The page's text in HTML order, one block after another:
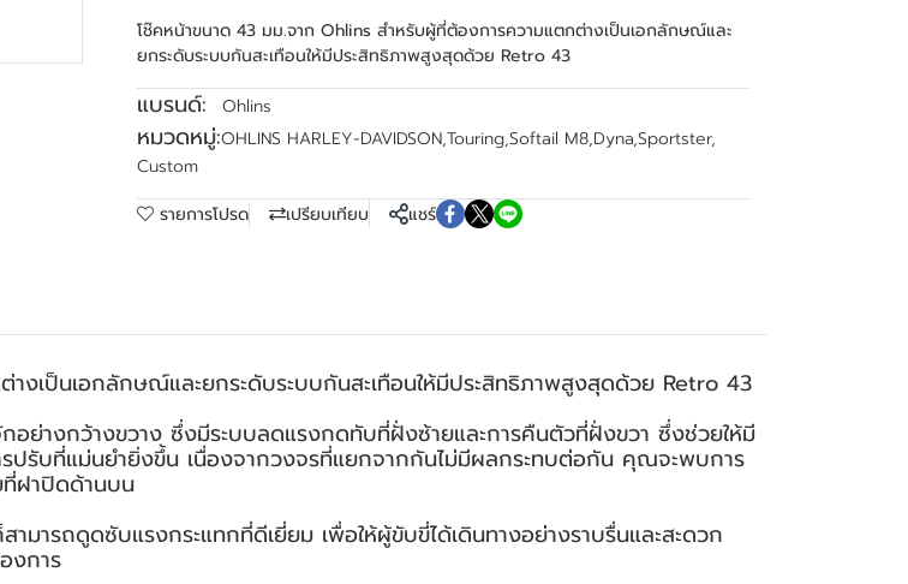
โช๊คหน้าขนาด 43 มม.จาก Ohlins สำหรับผู้ที่ต้องการความแตกต่างเป็นเอกลักษณ์และ
ยกระดับระบบกันสะเทือนให้มีประสิทธิภาพสูงสุดด้วย Retro 43
แบรนด์: Ohlins
หมวดหมู่:OHLINS HARLEY-DAVIDSON,Touring,Softail M8,Dyna,Sportster,
Custom
รายการโปรด
เปรียบเทียบ แชร์
เป็นเอกลักษณ์และยกระดับระบบกันสะเทือนให้มีประสิทธิภาพสูงสุดด้วย Retro 43
กอย่างกว้างขวาง ซึ่งมีระบบลดแรงกดทับที่ฝั่งซ้ายและการคืนตัวที่ฝั่งขวา ซึ่งช่วยให้มี
ปรับที่แม่นยำยิ่งขึ้น เนื่องจากวงจรที่แยกจากกันไม่มีผลกระทบต่อกัน คุณจะพบการ
ที่ฝาปิดด้านบน
มารถดูดซับแรงกระแทกที่ดีเยี่ยม เพื่อให้ผู้ขับขี่ได้เดินทางอย่างราบรื่นและสะดวก
งการ